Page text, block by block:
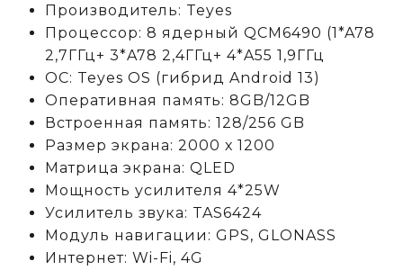
Производитель: Teyes
Процессор: 8 ядерный QCM6490 (1*A78
2,7ГГц+ 3*A78 2,4ГГц+ 4*A55 1,9ГГц
ОС: Teyes OS (гибрид Android 13)
Оперативная память: 8GB/12GB
Встроенная память: 128/256 GB
Размер экрана: 2000 х 1200
Матрица экрана: QLED
Мощность усилителя 4*25W
Усилитель звука: TAS6424
Модуль навигации: GPS, GLONASS
Интернет: Wi-Fi, 4G